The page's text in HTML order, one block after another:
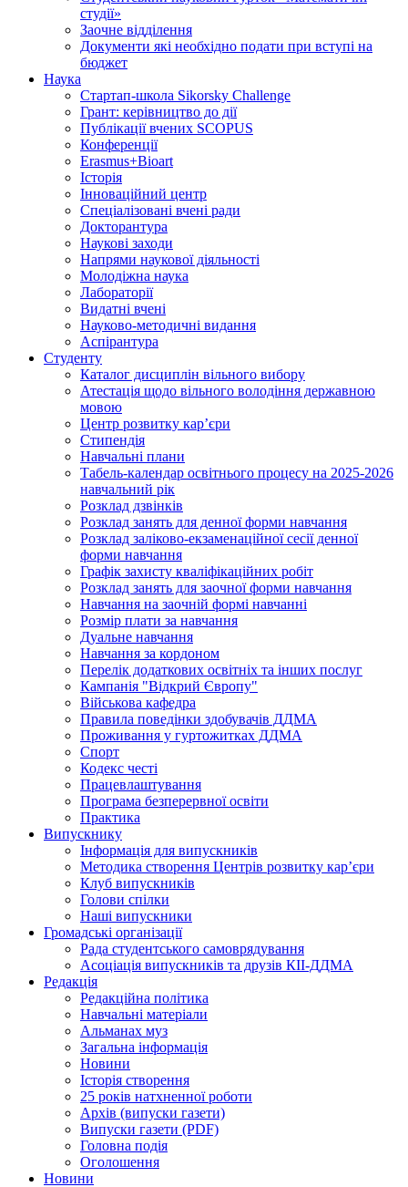
студії»
Заочне відділення
Документи які необхідно подати при вступі на
бюджет
Наука
Стартап-школа Sikorsky Challenge
Грант: керівництво до дії
Публікації вчених SCOPUS
Конференції
Erasmus+Bioart
Історія
Інноваційний центр
Спеціалізовані вчені ради
Докторантура
Наукові заходи
Напрями наукової діяльності
Молодіжна наука
Лабораторії
Видатні вчені
Науково-методичні видання
Аспірантура
Студенту
Каталог дисциплін вільного вибору
Атестація щодо вільного володіння державною
мовою
Центр розвитку кар’єри
Стипендія
Навчальні плани
Табель-календар освітнього процесу на 2025-2026
навчальний рік
Розклад дзвінків
Розклад занять для денної форми навчання
Розклад заліково-екзаменаційної сесії денної
форми навчання
Графік захисту кваліфікаційних робіт
Розклад занять для заочної форми навчання
Навчання на заочній формі навчанні
Розмір плати за навчання
Дуальне навчання
Навчання за кордоном
Перелік додаткових освітніх та інших послуг
Кампанія "Відкрий Європу"
Військова кафедра
Правила поведінки здобувачів ДДМА
Проживання у гуртожитках ДДМА
Спорт
Кодекс честі
Працевлаштування
Програма безперервної освіти
Практика
Випускнику
Інформація для випускників
Методика створення Центрів розвитку кар’єри
Клуб випускників
Голови спілки
Наші випускники
Громадські організації
Рада студентського самоврядування
Асоціація випускників та друзів КІІ-ДДМА
Редакція
Редакційна політика
Навчальні матеріали
Альманах муз
Загальна інформація
Новини
Історія створення
25 років натхненної роботи
Архів (випуски газети)
Випуски газети (PDF)
Головна подія
Оголошення
Новини